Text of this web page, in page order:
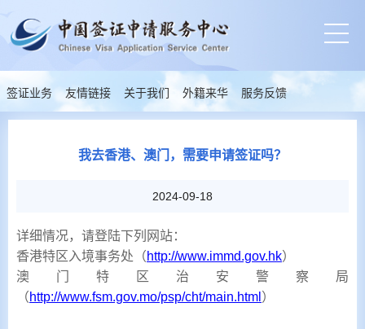
签证业务 友情链接 关于我们 外籍来华 服务反馈
我去香港、澳门，需要申请签证吗？
2024-09-18
详细情况，请登陆下列网站：
香港特区入境事务处（http://www.immd.gov.hk）
澳门特区治安警察局
（http://www.fsm.gov.mo/psp/cht/main.html ）